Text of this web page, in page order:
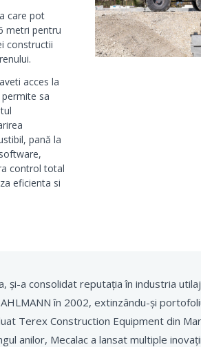
care pot
metri pentru
constructii
aveti acces la
sa
pană la
control total
eficienta si
și-a consolidat reputația în industria
în 2002, extinzându-și
Terex Construction Equipment din
anilor, Mecalac a lansat multiple